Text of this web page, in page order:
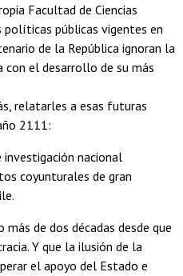
Facultad de Ciencias
políticas públicas vigentes en
de la República ignoran la
con el desarrollo de su más
relatarles a esas futuras
2111:
nacional
coyunturales de gran
de dos décadas desde que
Y que la ilusión de la
el apoyo del Estado e